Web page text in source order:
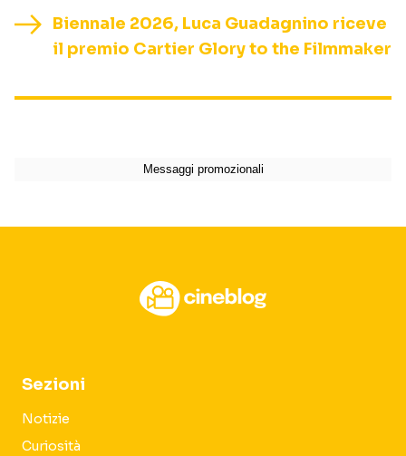
Biennale 2026, Luca Guadagnino riceve
il premio Cartier Glory to the Filmmaker
Sezioni
Notizie
Curiosità